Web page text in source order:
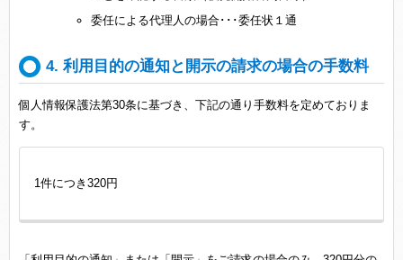
委任による代理人の場合･･･委任状１通
4. 利用目的の通知と開示の請求の場合の手数料
個人情報保護法第30条に基づき、下記の通り手数料を定めておりま
す。
1件につき320円